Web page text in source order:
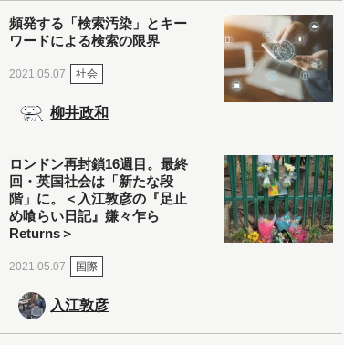
頻発する「検索汚染」とキー
ワードによる検索の限界
2021.05.07 社会
柳井政和
ロンドン再封鎖16週目。最終
回・英国社会は「新たな段
階」に。＜入江敦彦の『足止
め喰らい日記』嫌々乍ら
Returns＞
2021.05.07 国際
入江敦彦